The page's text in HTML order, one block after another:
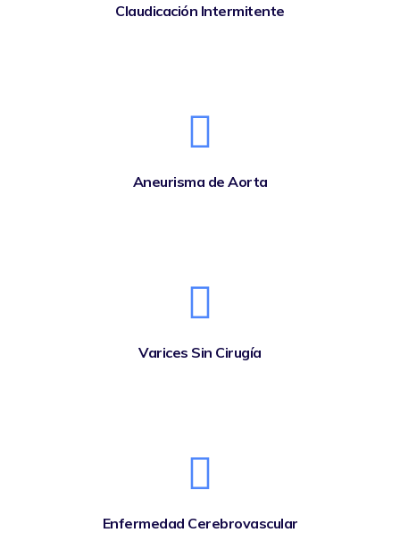
Claudicación Intermitente
Aneurisma de Aorta
Varices Sin Cirugía
Enfermedad Cerebrovascular